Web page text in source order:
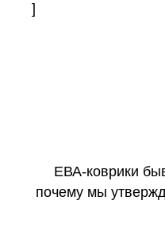
]
ЕВА-коврики
почему мы